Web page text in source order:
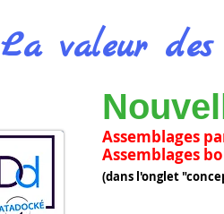
La valeur des
Assemblages
Assemblages
(dans l'onglet